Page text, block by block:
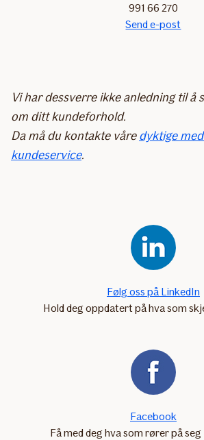
991 66 270
Send e-post
Vi har dessverre ikke anledning til å
om ditt kundeforhold.
Da må du kontakte våredyktige
kundeservice.
Følg oss på LinkedIn
Hold deg oppdatert på hva som
Facebook
Få med deg hva som rører på